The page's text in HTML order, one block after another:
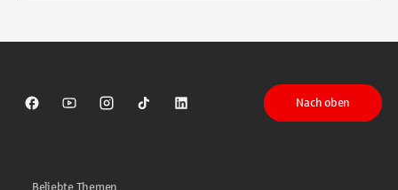
Sparkasse auf Facebook
Sparkasse auf Youtube
Sparkasse auf Instagram
Sparkasse auf TikTok
Sparkasse auf LinkedIn
Nach oben
Beliebte Themen